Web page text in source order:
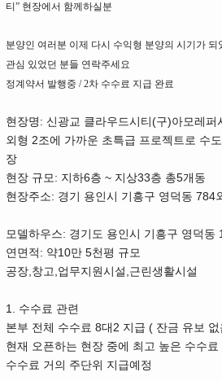
티 ” 현장에서 함께하실분
분양인 여러분 이제 다시 수익형 분양의 시기가 되
관심 있었던 분들 연락주세요
정계약서 발행중 / 2차 수수료 지급 완료
현장명 : 신광교 클라우드시티 (구)아모레퍼
외형 2조에 가까운 초특급 프로젝트로 수
장
현장 규모: 지하6층 ~ 지상33층 총5개동
현장주소: 경기 용인시 기흥구 영덕동 784
모델하우스: 경기도 용인시 기흥구 영덕동
연면적 : 약10만 5천평 규모
공장,창고,업무지원시설 ,근린생활시설
1. 수수료 관련
본부 전체 수수료 8대 2 지급 ( 잔금 유보 없
현재 오픈하는 현장 중에 최고 높은 수수료
수수료 거의 주단위 지급예정